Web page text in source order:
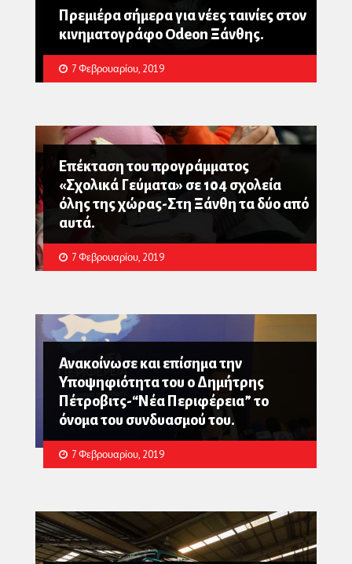
Πρεμιέρα σήμερα για νέες ταινίες στον
κινηματογράφο Odeon Ξάνθης.
7 Φεβρουαρίου, 2019
Επέκταση του προγράμματος
«Σχολικά Γεύματα» σε 104 σχολεία
όλης της χώρας-Στη Ξάνθη τα δύο από
αυτά.
7 Φεβρουαρίου, 2019
Ανακοίνωσε και επίσημα την
Υποψηφιότητα του ο Δημήτρης
Πέτροβιτς-“Νέα Περιφέρεια” το
όνομα του συνδυασμού του.
7 Φεβρουαρίου, 2019